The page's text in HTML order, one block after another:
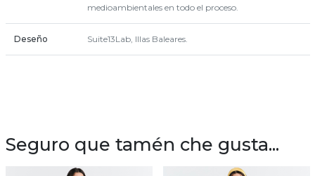
medioambientales en todo el proceso.
Deseño Suite13Lab, Illas Baleares.
Seguro que tamén che gusta...